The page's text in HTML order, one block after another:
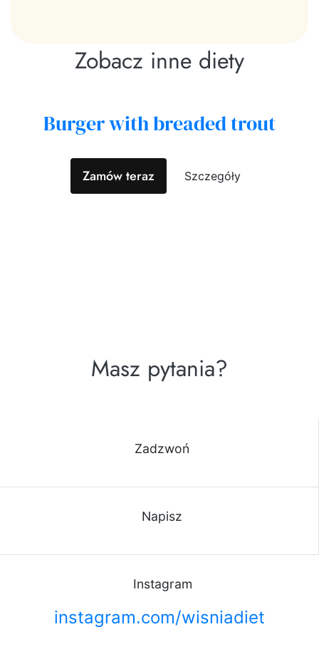
Zobacz inne diety
Burger with breaded trout
Zamów teraz Szczegóły
Masz pytania?
Zadzwoń
Napisz
Instagram
instagram.com/wisniadiet